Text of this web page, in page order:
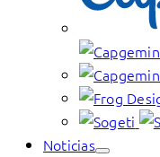
Noticias